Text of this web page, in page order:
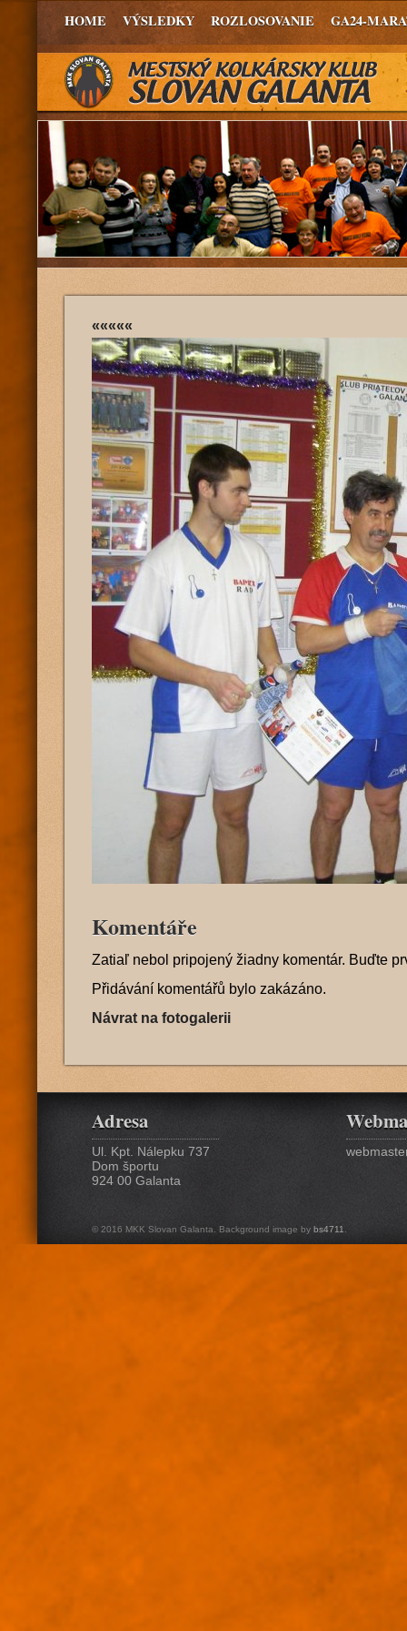
HOME VÝSLEDKY ROZLOSOVANIE GA24-
«««««
Komentáře
Zatiaľ nebol pripojený žiadny komentár. Buďte
Přidávání komentářů bylo zakázáno.
Návrat na fotogalerii
Adresa
Ul. Kpt. Nálepku 737
Dom športu
924 00 Galanta
© 2016 MKK Slovan Galanta. Background image by bs4711